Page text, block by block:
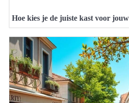
Hoe kies je de juiste kast voor